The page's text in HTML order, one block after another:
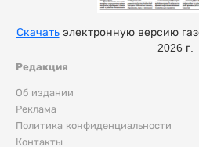
Редакция
Об издании
Реклама
Политика конфиденциальности
Контакты
Скачатьэлектронную версию
2026 г.